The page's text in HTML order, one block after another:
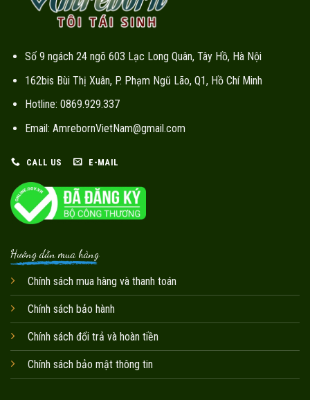
Số 9 ngách 24 ngõ 603 Lạc Long Quân, Tây Hồ, Hà Nội
162bis Bùi Thị Xuân, P. Phạm Ngũ Lão, Q1, Hồ Chí Minh
Hotline: 0869.929.337
Email: AmrebornVietNam@gmail.com
CALL US E-MAIL
Hướng dẫn mua hàng
Chính sách mua hàng và thanh toán
Chính sách bảo hành
Chính sách đổi trả và hoàn tiền
Chính sách bảo mật thông tin